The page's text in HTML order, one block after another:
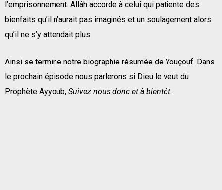
l’emprisonnement. Allâh accorde à celui qui patiente des
bienfaits qu’il n’aurait pas imaginés et un soulagement alors
qu’il ne s’y attendait plus.
Ainsi se termine notre biographie résumée de Youçouf. Dans
le prochain épisode nous parlerons si Dieu le veut du
Prophète Ayyoub, Suivez nous donc et à bientôt.